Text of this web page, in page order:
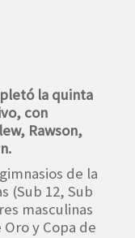
la quinta
con
Rawson,
de la
(Sub 12, Sub
masculinas
y Copa de